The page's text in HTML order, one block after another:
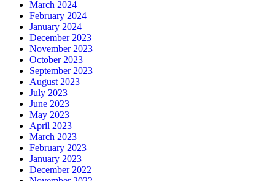
March 2024
February 2024
January 2024
December 2023
November 2023
October 2023
September 2023
August 2023
July 2023
June 2023
May 2023
April 2023
March 2023
February 2023
January 2023
December 2022